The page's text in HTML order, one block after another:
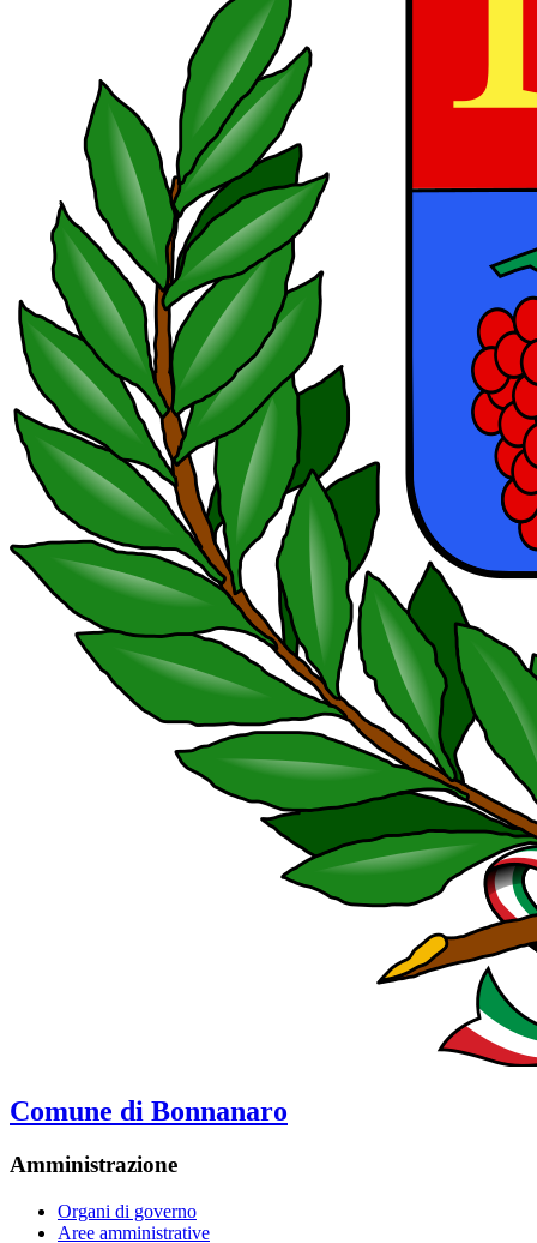
Comune di Bonnanaro
Amministrazione
Organi di governo
Aree amministrative